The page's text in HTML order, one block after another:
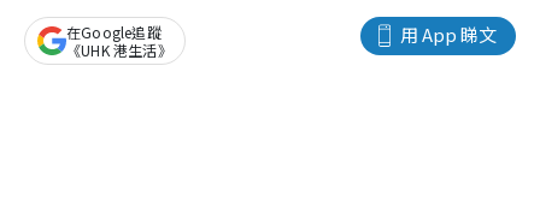
用 App 睇文
在Google追蹤
《UHK 港生活》